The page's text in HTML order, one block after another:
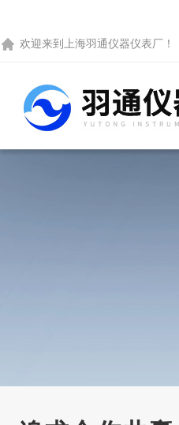
欢迎来到 上海羽通仪器仪表厂 ！